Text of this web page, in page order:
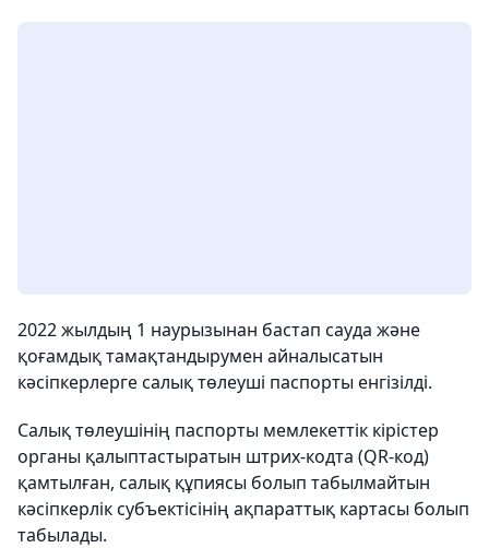
2022 жылдың 1 наурызынан бастап сауда және
қоғамдық тамақтандырумен айналысатын
кәсіпкерлерге салық төлеуші ​​паспорты енгізілді.
Салық төлеушінің паспорты мемлекеттік кірістер
органы қалыптастыратын штрих-кодта (QR-код)
қамтылған, салық құпиясы болып табылмайтын
кәсіпкерлік субъектісінің ақпараттық картасы болып
табылады.